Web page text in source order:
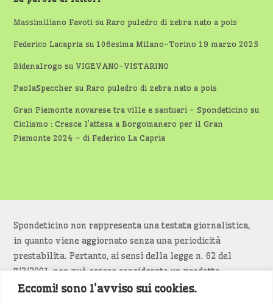
Eccomi! sono l'avviso sui cookies.
Massimiliano Favoti suRaro puledro di zebra nato a pois
Federico Lacapria su 106esima Milano-Torino 19 marzo 2025
Bidenalrogo su VIGEVANO-VISTARINO
PaolaSpeccher suRaro puledro di zebra nato a pois
Gran Piemonte novarese tra ville e santuari - Spondeticino su
Ciclismo : Cresce l’attesa a Borgomanero per il Gran
Piemonte 2024 – di Federico La Capria
Spondeticino non rappresenta una testata giornalistica,
in quanto viene aggiornato senza una periodicità
prestabilita. Pertanto, ai sensi della legge n. 62 del
7/3/2001, non può essere considerato un prodotto
editoriale.